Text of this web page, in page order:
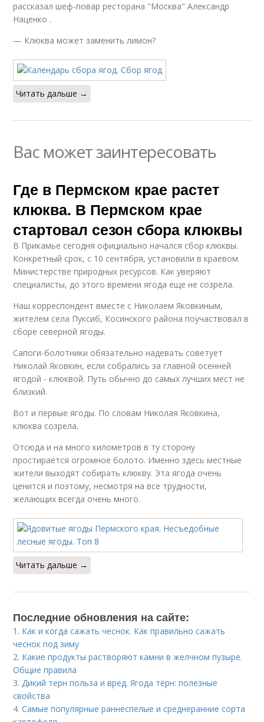
рассказал шеф-повар ресторана "Москва" Александр
Наценко .
— Клюква может заменить лимон?
Читать дальше →
Вас может заинтересовать
Где в Пермском крае растет
клюква. В Пермском крае
стартовал сезон сбора клюквы
В Прикамье сегодня официально начался сбор клюквы.
Конкретный срок, с 10 сентября, установили в краевом
Министерстве природных ресурсов. Как уверяют
специалисты, до этого времени ягода еще не созрела.
Наш корреспондент вместе с Николаем Яковкиным,
жителем села Пуксиб, Косинского района поучаствовал в
сборе северной ягоды.
Сапоги-болотники обязательно надевать советует
Николай Яковкин, если собрались за главной осенней
ягодой - клюквой. Путь обычно до самых лучших мест не
близкий.
Вот и первые ягоды. По словам Николая Яковкина,
клюква созрела.
Отсюда и на много километров в ту сторону
простирается огромное болото. Именно здесь местные
жители выходят собирать клюкву. Эта ягода очень
ценится и поэтому, несмотря на все трудности,
желающих всегда очень много.
Читать дальше →
Последние обновления на сайте:
1. Как и когда сажать чеснок. Как правильно сажать
чеснок под зиму
2. Какие продукты растворяют камни в желчном пузыре.
Общие правила
3.Дикий терн польза и вред. Ягода тёрн: полезные
свойства
4.Cамые популярные раннеспелые и среднеранние сорта